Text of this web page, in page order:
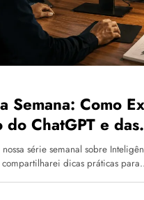
Semana: Como
do ChatGPT e das
Artificiais
nossa série semanal sobre
compartilharei dicas práticas